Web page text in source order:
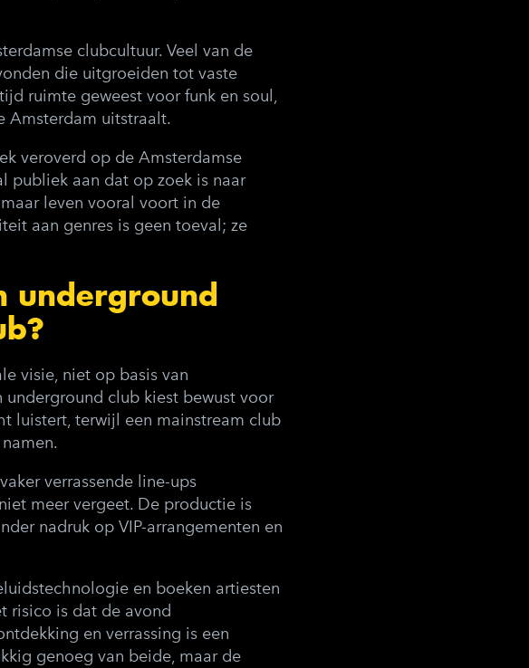
clubcultuur. Veel van de
die uitgroeiden tot vaste
ruimte geweest voor funk en soul,
Amsterdam uitstraalt.
veroverd op de Amsterdamse
publiek aan dat op zoek is naar
leven vooral voort in de
aan genres is geen toeval; ze
underground
visie, niet op basis van
club kiest bewust voor
luistert, terwijl een mainstream club
verrassende line-ups
meer vergeet. De productie is
nadruk op VIP-arrangementen en
en boeken artiesten
risico is dat de avond
en verrassing is een
genoeg van beide, maar de